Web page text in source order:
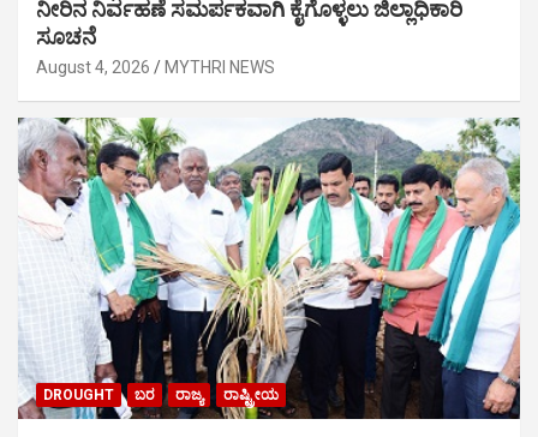
ನೀರಿನ ನಿರ್ವಹಣೆ ಸಮರ್ಪಕವಾಗಿ ಕೈಗೊಳ್ಳಲು ಜಿಲ್ಲಾಧಿಕಾರಿ
ಸೂಚನೆ
August 4, 2026 MYTHRI NEWS
DROUGHT ಬರ ರಾಜ್ಯ ರಾಷ್ಟ್ರೀಯ